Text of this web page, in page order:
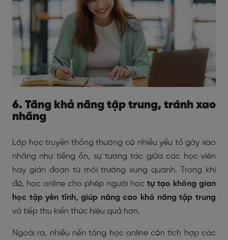
6. Tăng khả năng tập trung, tránh xao
nhãng
Lớp học truyền thống thường có nhiều yếu tố gây xao
nhãng như tiếng ồn, sự tương tác giữa các học viên
hay gián đoạn từ môi trường xung quanh. Trong khi
đó, học online cho phép người học tự tạo không gian
học tập yên tĩnh, giúp nâng cao khả năng tập trung
và tiếp thu kiến thức hiệu quả hơn.
Ngoài ra, nhiều nền tảng học online còn tích hợp các